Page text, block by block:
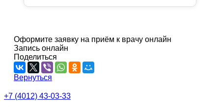
Оформите заявку на приём к врачу онлайн
Запись онлайн
Поделиться
Вернуться
+7 (4012) 43-03-33